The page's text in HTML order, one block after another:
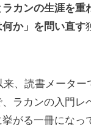
カンの生涯を重
何か」を問い直す
来、読書メーター
ラカンの入門レ
がる一冊になっ